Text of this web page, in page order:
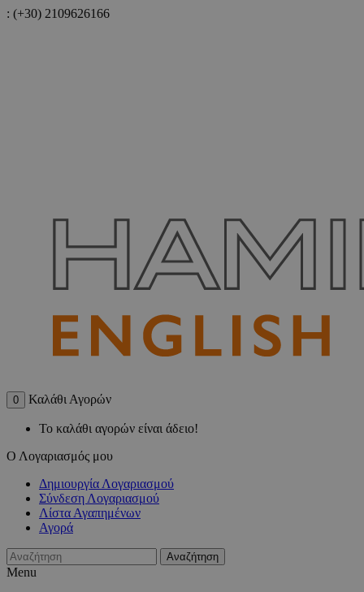
: (+30) 2109626166
0 Καλάθι Αγορών
Το καλάθι αγορών είναι άδειο!
Ο Λογαριασμός μου
Δημιουργία Λογαριασμού
Σύνδεση Λογαριασμού
Λίστα Αγαπημένων
Αγορά
Αναζήτηση
Menu